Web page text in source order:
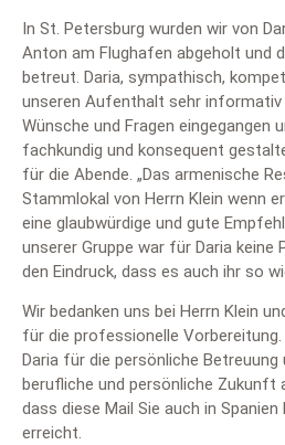
In St. Petersburg wurden wir von
Anton am Flughafen abgeholt und
betreut. Daria, sympathisch,
unseren Aufenthalt sehr
Wünsche und Fragen eingegangen
fachkundig und konsequent
für die Abende. „Das armenische
Stammlokal von Herrn Klein wenn
eine glaubwürdige und gute
unserer Gruppe war für Daria
den Eindruck, dass es auch ihr so
Wir bedanken uns bei Herrn Klein
für die professionelle Vorbereitung.
Daria für die persönliche
berufliche und persönliche Zukunft
dass diese Mail Sie auch in
erreicht.